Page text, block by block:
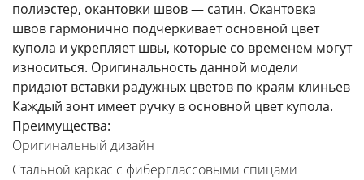
полиэстер, окантовки швов — сатин. Окантовка
швов гармонично подчеркивает основной цвет
купола и укрепляет швы, которые со временем могут
износиться. Оригинальность данной модели
придают вставки радужных цветов по краям клиньев
Каждый зонт имеет ручку в основной цвет купола.
Преимущества:
Оригинальный дизайн
Стальной каркас с фиберглассовыми спицами